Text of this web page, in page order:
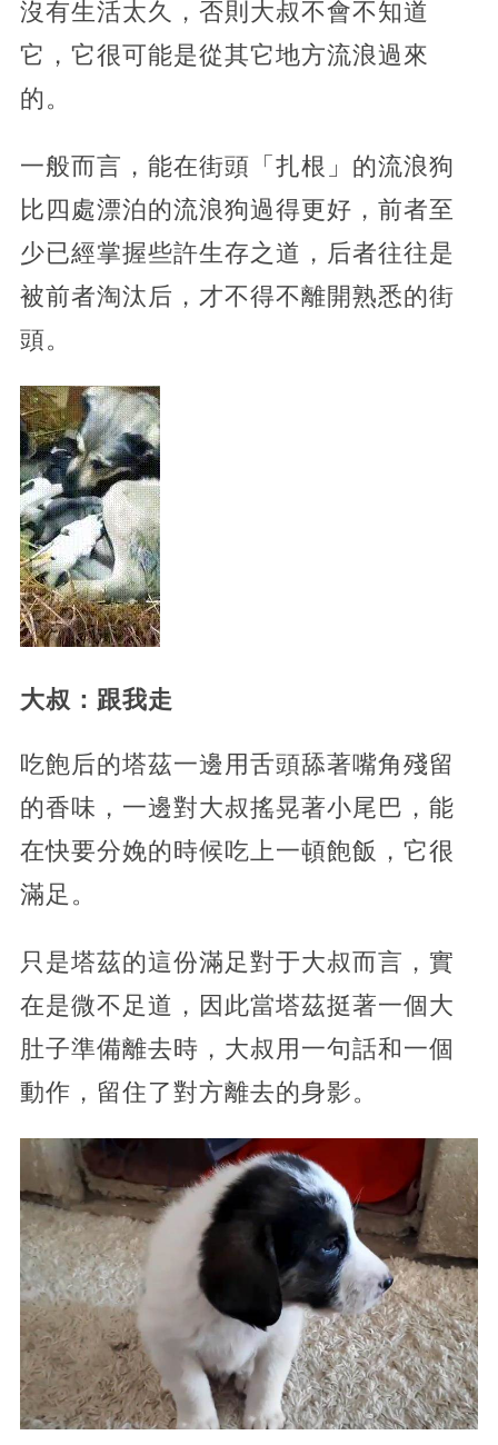
沒有生活太久，否則大叔不會不知道
它，它很可能是從其它地方流浪過來
的。
一般而言，能在街頭「扎根」的流浪狗
比四處漂泊的流浪狗過得更好，前者至
少已經掌握些許生存之道，后者往往是
被前者淘汰后，才不得不離開熟悉的街
頭。
大叔：跟我走
吃飽后的塔茲一邊用舌頭舔著嘴角殘留
的香味，一邊對大叔搖晃著小尾巴，能
在快要分娩的時候吃上一頓飽飯，它很
滿足。
只是塔茲的這份滿足對于大叔而言，實
在是微不足道，因此當塔茲挺著一個大
肚子準備離去時，大叔用一句話和一個
動作，留住了對方離去的身影。